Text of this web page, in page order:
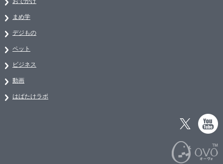
まめ学
デジもの
ペット
ビジネス
動画
はばたけラボ